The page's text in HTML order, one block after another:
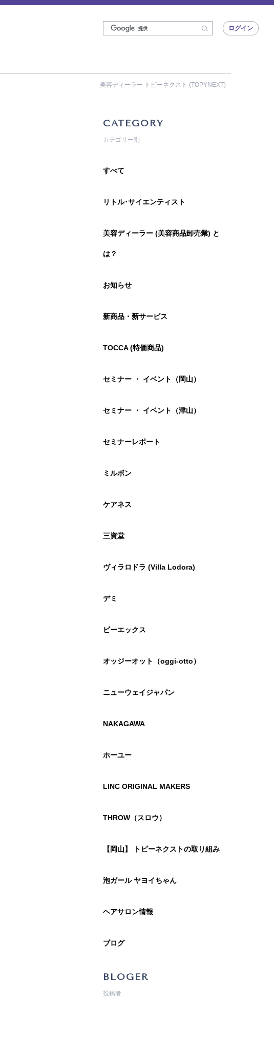
ログイン
美容ディーラー トピーネクスト (TOPYNEXT)
CATEGORY
カテゴリー別
すべて
リトル･サイエンティスト
美容ディーラー (美容商品卸売業) と
は？
お知らせ
新商品・新サービス
TOCCA (特価商品)
セミナー ・ イベント（岡山）
セミナー ・ イベント（津山）
セミナーレポート
ミルボン
ケアネス
三資堂
ヴィラロドラ (Villa Lodora)
デミ
ビーエックス
オッジーオット（oggi-otto）
ニューウェイジャパン
NAKAGAWA
ホーユー
LINC ORIGINAL MAKERS
THROW（スロウ）
【岡山】 トピーネクストの取り組み
泡ガール ヤヨイちゃん
ヘアサロン情報
ブログ
BLOGER
投稿者